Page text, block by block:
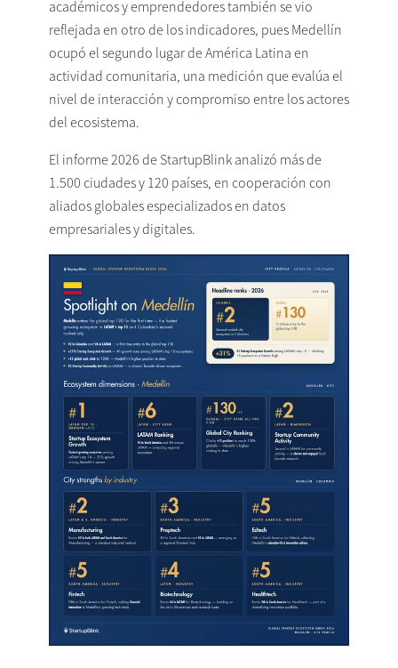
académicos y emprendedores también se vio
reflejada en otro de los indicadores, pues Medellín
ocupó el segundo lugar de América Latina en
actividad comunitaria, una medición que evalúa el
nivel de interacción y compromiso entre los actores
del ecosistema.
El informe 2026 de StartupBlink analizó más de
1.500 ciudades y 120 países, en cooperación con
aliados globales especializados en datos
empresariales y digitales.